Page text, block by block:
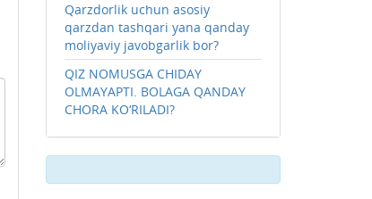
Qarzdorlik uchun asosiy
qarzdan tashqari yana qanday
moliyaviy javobgarlik bor?
QIZ NOMUSGA CHIDAY
OLMAYAPTI. BOLAGA QANDAY
CHORA KO‘RILADI?